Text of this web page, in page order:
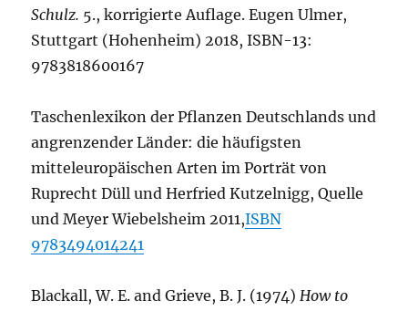
Schulz. 5., korrigierte Auflage. Eugen Ulmer,
Stuttgart (Hohenheim) 2018, ISBN-13:
9783818600167
Taschenlexikon der Pflanzen Deutschlands und
angrenzender Länder: die häufigsten
mitteleuropäischen Arten im Porträt von
Ruprecht Düll und Herfried Kutzelnigg, Quelle
und Meyer Wiebelsheim 2011,ISBN
9783494014241
Blackall, W. E. and Grieve, B. J. (1974)How to